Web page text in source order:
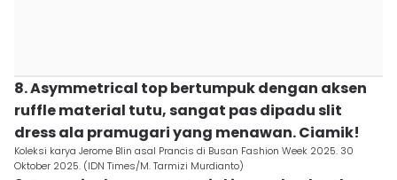
8. Asymmetrical top bertumpuk dengan aksen
ruffle material tutu, sangat pas dipadu slit
dress ala pramugari yang menawan. Ciamik!
Koleksi karya Jerome Blin asal Prancis di Busan Fashion Week 2025. 30
Oktober 2025. (IDN Times/M. Tarmizi Murdianto)